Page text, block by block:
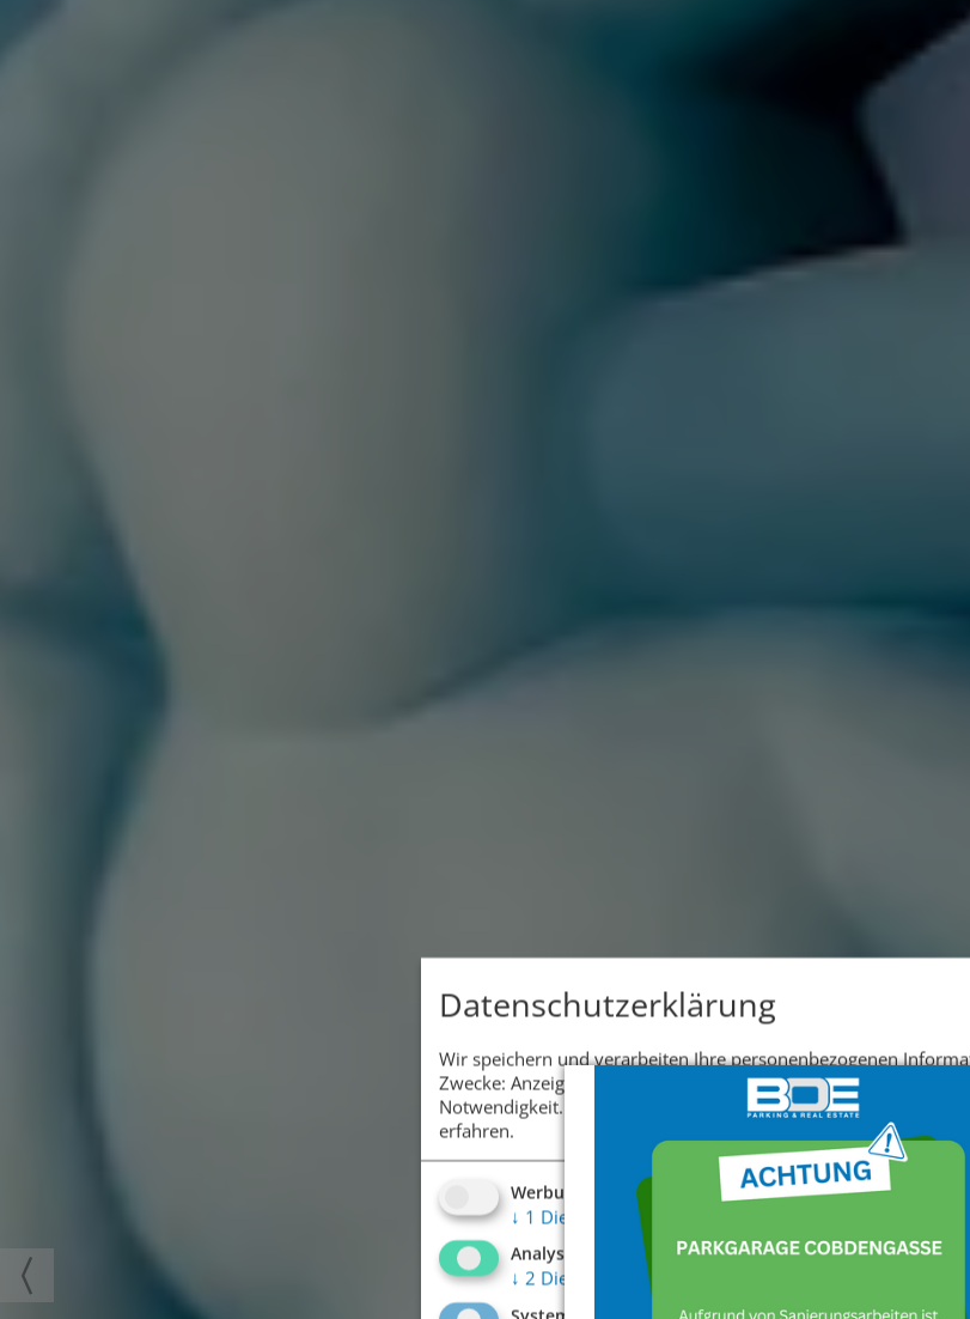
Datenschutzerklärung
Wir speichern und verarbeiten Ihre personenbezogenen
Zwecke: Anzeigen von Werbung, Besucher-Statistiken,
Notwendigkeit.
Bitte lesen Sie unsereDatenschutzerklärung
erfahren.
Werbung
↓ 1 Dienst
Analyse
↓ 2 Dienste